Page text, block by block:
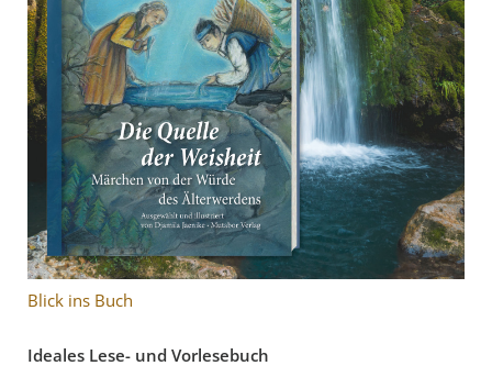
Blick ins Buch
Ideales Lese- und Vorlesebuch